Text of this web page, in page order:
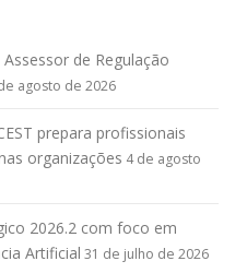
de Regulação
agosto de 2026
prepara profissionais
organizações 4 de agosto
2026.2 com foco em
Artificial 31 de julho de 2026